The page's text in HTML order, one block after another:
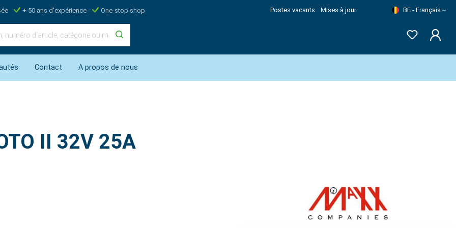
+ 50 ans d'expérience One-stop shop Postes vacants Mises à jour BE - Français
Contact A propos de nous
II 32V 25A